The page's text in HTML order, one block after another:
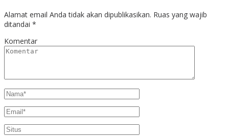
Alamat email Anda tidak akan dipublikasikan. Ruas yang wajib
ditandai *
Komentar